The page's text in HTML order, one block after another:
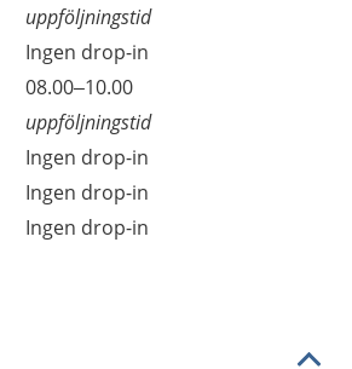
uppföljningstid
Ingen drop-in
08.00–10.00
uppföljningstid
Ingen drop-in
Ingen drop-in
Ingen drop-in